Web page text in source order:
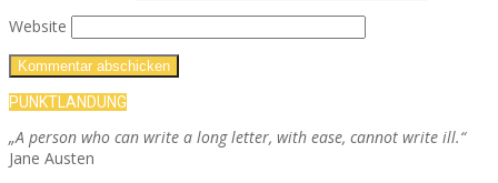
Website
PUNKTLANDUNG
„A person who can write a long letter, with ease, cannot write ill.“
Jane Austen